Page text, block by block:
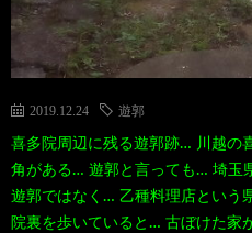
2019.12.24 遊郭
喜多院周辺に残る遊郭跡… 川越の
角がある… 遊郭と言っても… 埼玉
遊郭ではなく… 乙種料理店という
院裏を歩いていると… 古ぼけた家